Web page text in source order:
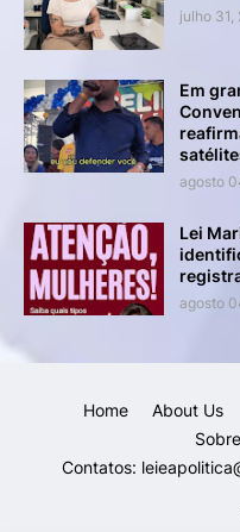
julho 31,
Em
agosto
Lei
agosto
Home About Us
Contatos: